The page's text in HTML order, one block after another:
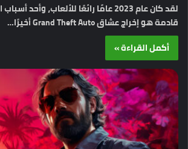
لقد كان عام 2023 عامًا رائعًا للألعاب،
قادمة هو إخراج عشاق Grand Theft Auto أخيرًا…
أكمل القراءة »